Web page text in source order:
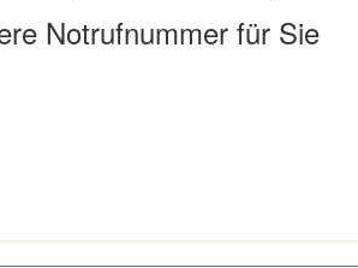
Notrufnummer für Sie